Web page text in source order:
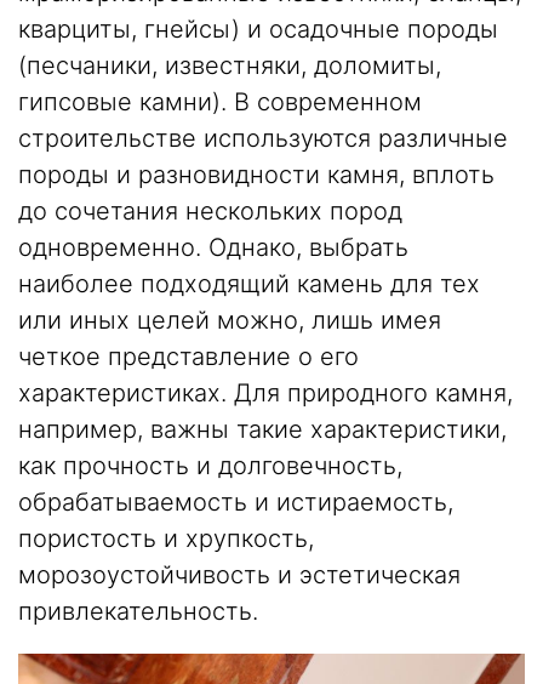
кварциты, гнейсы) и осадочные породы
(песчаники, известняки, доломиты,
гипсовые камни). В современном
строительстве используются различные
породы и разновидности камня, вплоть
до сочетания нескольких пород
одновременно. Однако, выбрать
наиболее подходящий камень для тех
или иных целей можно, лишь имея
четкое представление о его
характеристиках. Для природного камня,
например, важны такие характеристики,
как прочность и долговечность,
обрабатываемость и истираемость,
пористость и хрупкость,
морозоустойчивость и эстетическая
привлекательность.